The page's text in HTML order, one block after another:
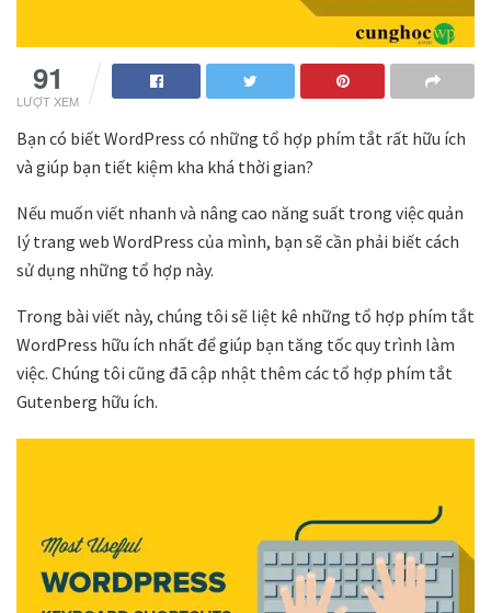
91
LƯỢT XEM
Bạn có biết WordPress có những tổ hợp phím tắt rất hữu ích
và giúp bạn tiết kiệm kha khá thời gian?
Nếu muốn viết nhanh và nâng cao năng suất trong việc quản
lý trang web WordPress của mình, bạn sẽ cần phải biết cách
sử dụng những tổ hợp này.
Trong bài viết này, chúng tôi sẽ liệt kê những tổ hợp phím tắt
WordPress hữu ích nhất để giúp bạn tăng tốc quy trình làm
việc. Chúng tôi cũng đã cập nhật thêm các tổ hợp phím tắt
Gutenberg hữu ích.